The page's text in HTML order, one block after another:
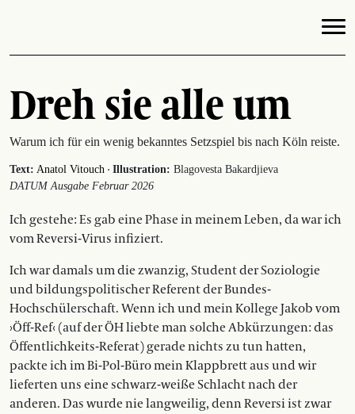
Dreh sie alle um
Warum ich für ein wenig bekanntes Setzspiel bis nach Köln reiste.
Text: Anatol Vitouch · Illustration: Blagovesta Bakardjieva
DATUM Ausgabe Februar 2026
Ich gestehe: Es gab eine Phase in meinem Leben, da war ich
vom Reversi-Virus infiziert.
Ich war damals um die zwanzig, Student der Soziologie
und bildungspolitischer Referent der Bundes-
Hochschülerschaft. Wenn ich und mein Kollege Jakob vom
›Öff-Ref‹ (auf der ÖH liebte man solche Abkürzungen: das
Öffentlichkeits-Referat) gerade nichts zu tun hatten,
packte ich im Bi-Pol-Büro mein Klappbrett aus und wir
lieferten uns eine schwarz-weiße Schlacht nach der
anderen. Das wurde nie langweilig, denn Reversi ist zwar